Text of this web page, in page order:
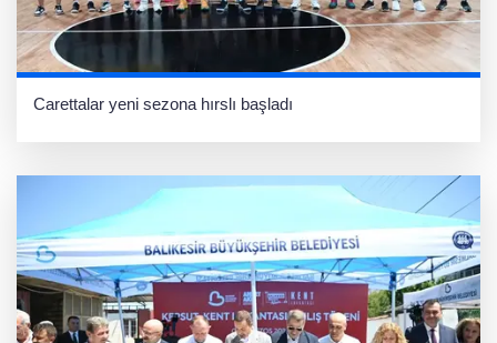
Carettalar yeni sezona hırslı başladı